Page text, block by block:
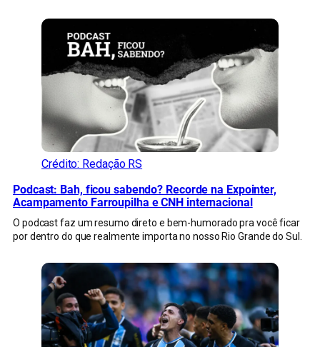
Crédito: Redação RS
Podcast: Bah, ficou sabendo? Recorde na Expointer,
Acampamento Farroupilha e CNH internacional
O podcast faz um resumo direto e bem-humorado pra você ficar
por dentro do que realmente importa no nosso Rio Grande do Sul.